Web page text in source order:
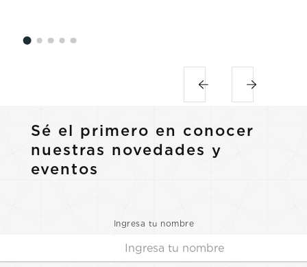
Sé el primero en conocer
nuestras novedades y
eventos
Ingresa tu nombre